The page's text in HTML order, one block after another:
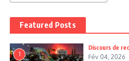
Featured Posts
1
Discours de
Fév 04, 2026